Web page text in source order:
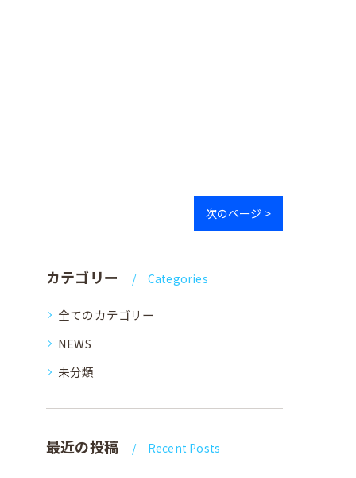
次のページ >
カテゴリー Categories
全てのカテゴリー
NEWS
未分類
最近の投稿 Recent Posts